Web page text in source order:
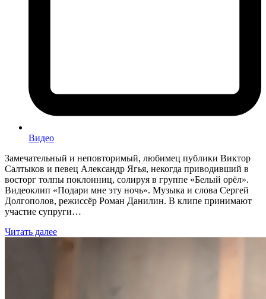
Видео
Замечательный и неповторимый, любимец публики Виктор
Салтыков и певец Александр Ягья, некогда приводивший в
восторг толпы поклонниц, солируя в группе «Белый орёл».
Видеоклип «Подари мне эту ночь». Музыка и слова Сергей
Долгополов, режиссёр Роман Данилин. В клипе принимают
участие супруги…
Читать далее